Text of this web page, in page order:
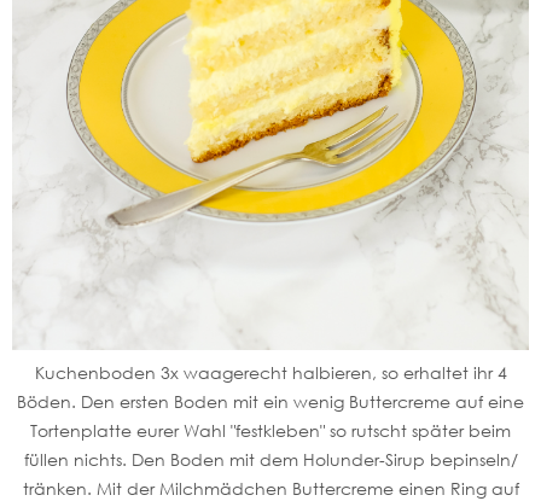
Kuchenboden 3x waagerecht halbieren, so erhaltet ihr 4
Böden. Den ersten Boden mit ein wenig Buttercreme auf eine
Tortenplatte eurer Wahl "festkleben" so rutscht später beim
füllen nichts. Den Boden mit dem Holunder-Sirup bepinseln/
tränken. Mit der Milchmädchen Buttercreme einen Ring auf